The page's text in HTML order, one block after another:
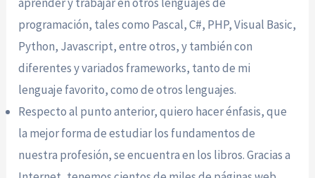
programación, tales como Pascal, C#, PHP, Visual Basic,
Python, Javascript, entre otros, y también con
diferentes y variados frameworks, tanto de mi
lenguaje favorito, como de otros lenguajes.
Respecto al punto anterior, quiero hacer énfasis, que
la mejor forma de estudiar los fundamentos de
nuestra profesión, se encuentra en los libros. Gracias a